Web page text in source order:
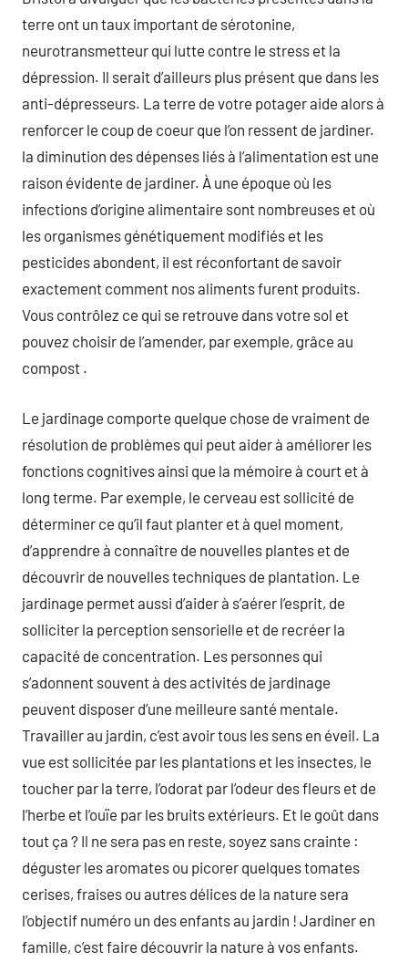
terre ont un taux important de sérotonine,
neurotransmetteur qui lutte contre le stress et la
dépression. Il serait d’ailleurs plus présent que dans les
anti-dépresseurs. La terre de votre potager aide alors à
renforcer le coup de coeur que l’on ressent de jardiner.
la diminution des dépenses liés à l’alimentation est une
raison évidente de jardiner. À une époque où les
infections d’origine alimentaire sont nombreuses et où
les organismes génétiquement modifiés et les
pesticides abondent, il est réconfortant de savoir
exactement comment nos aliments furent produits.
Vous contrôlez ce qui se retrouve dans votre sol et
pouvez choisir de l’amender, par exemple, grâce au
compost .
Le jardinage comporte quelque chose de vraiment de
résolution de problèmes qui peut aider à améliorer les
fonctions cognitives ainsi que la mémoire à court et à
long terme. Par exemple, le cerveau est sollicité de
déterminer ce qu’il faut planter et à quel moment,
d’apprendre à connaître de nouvelles plantes et de
découvrir de nouvelles techniques de plantation. Le
jardinage permet aussi d’aider à s’aérer l’esprit, de
solliciter la perception sensorielle et de recréer la
capacité de concentration. Les personnes qui
s’adonnent souvent à des activités de jardinage
peuvent disposer d’une meilleure santé mentale.
Travailler au jardin, c’est avoir tous les sens en éveil. La
vue est sollicitée par les plantations et les insectes, le
toucher par la terre, l’odorat par l’odeur des fleurs et de
l’herbe et l’ouïe par les bruits extérieurs. Et le goût dans
tout ça ? Il ne sera pas en reste, soyez sans crainte :
déguster les aromates ou picorer quelques tomates
cerises, fraises ou autres délices de la nature sera
l’objectif numéro un des enfants au jardin ! Jardiner en
famille, c’est faire découvrir la nature à vos enfants.